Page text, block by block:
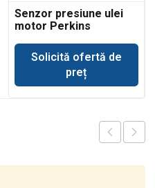
Senzor presiune ulei
motor Perkins
Solicită ofertă de
preț